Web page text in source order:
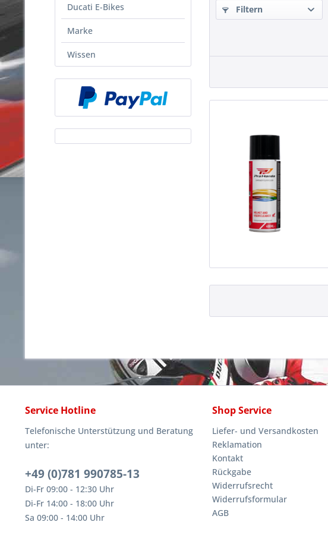
Ducati E-Bikes
Marke
Wissen
Filtern
Service Hotline
Telefonische Unterstützung und Beratung
unter:
+49 (0)781 990785-13
Di-Fr 09:00 - 12:30 Uhr
Di-Fr 14:00 - 18:00 Uhr
Sa 09:00 - 14:00 Uhr
Shop Service
Liefer- und Versandkosten
Reklamation
Kontakt
Rückgabe
Widerrufsrecht
Widerrufsformular
AGB